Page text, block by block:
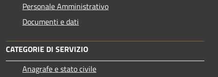
Personale Amministrativo
Documenti e dati
CATEGORIE DI SERVIZIO
Anagrafe e stato civile